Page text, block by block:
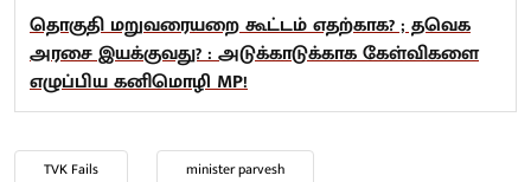
தொகுதி மறுவரையறை கூட்டம் எதற்காக? ; தவெக
அரசை இயக்குவது? : அடுக்காடுக்காக கேள்விகளை
எழுப்பிய கனிமொழி MP!
TVK Fails minister parvesh